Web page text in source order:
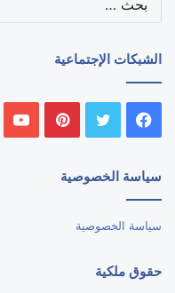
الشبكات الإجتماعية
فيسبوك تويتر بينتيريست
سياسة الخصوصية
سياسة الخصوصية
حقوق ملكية